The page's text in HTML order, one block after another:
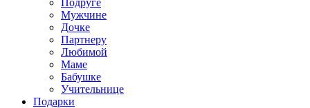
Мужчине
Дочке
Партнеру
Любимой
Маме
Бабушке
Учительнице
Подарки